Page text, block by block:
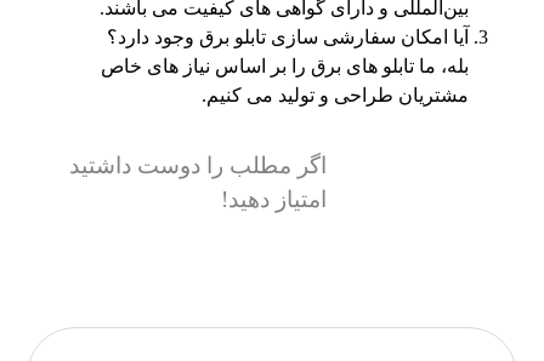
بین‌المللی و دارای گواهی ‌های کیفیت می ‌باشند.
آیا امکان سفارشی‌ سازی تابلو برق وجود دارد؟
بله، ما تابلو های برق را بر اساس نیاز های خاص
مشتریان طراحی و تولید می‌ کنیم.
اگر مطلب را دوست داشتید
امتیاز دهید!